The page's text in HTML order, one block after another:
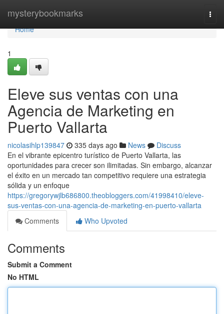
mysterybookmarks
Home
Home
1
Eleve sus ventas con una
Agencia de Marketing en
Puerto Vallarta
nicolasihlp139847 335 days ago News
Discuss
En el vibrante epicentro turístico de Puerto Vallarta, las
oportunidades para crecer son ilimitadas. Sin embargo, alcanzar
el éxito en un mercado tan competitivo requiere una estrategia
sólida y un enfoque
https://gregorywjlb686800.theobloggers.com/41998410/eleve-
sus-ventas-con-una-agencia-de-marketing-en-puerto-vallarta
Comments
Who Upvoted
Comments
Submit a Comment
No HTML